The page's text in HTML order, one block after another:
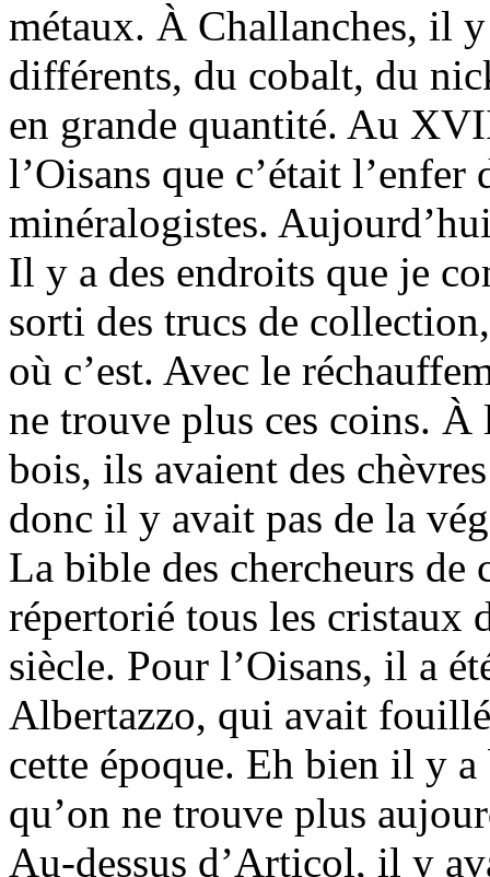
métaux. À Challanches, il
différents, du cobalt, du
en grande quantité. Au
l’Oisans que c’était
minéralogistes.
Il y a des endroits que je
sorti des trucs de
où c’est. Avec le
ne trouve plus ces coins. À
bois, ils avaient des
donc il y avait pas de la
La bible des chercheurs
répertorié tous les cristaux
siècle. Pour l’Oisans, il a
Albertazzo, qui avait
cette époque. Eh bien il y
qu’on ne trouve plus
Au-dessus d’Articol, il y